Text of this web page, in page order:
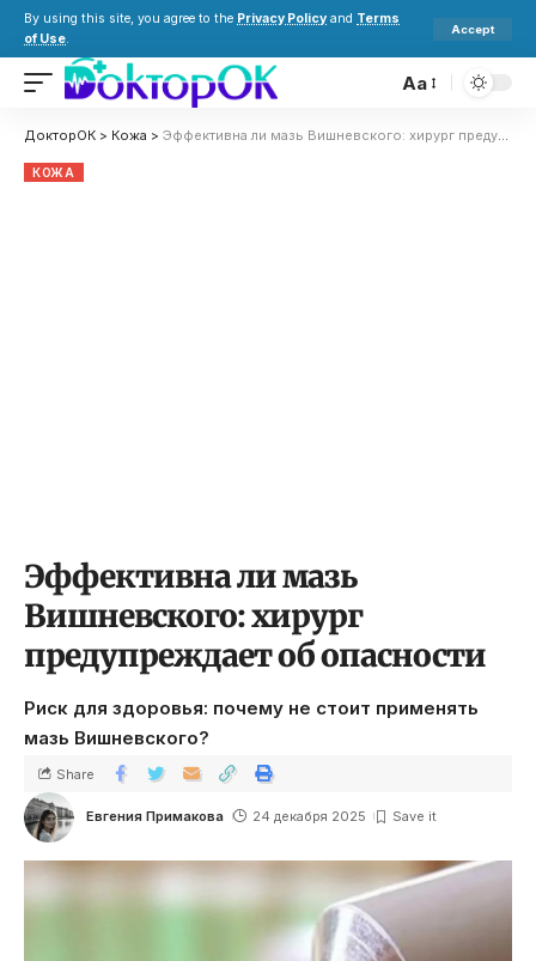
By using this site, you agree to the Privacy Policy and Terms
of Use.
Accept
Aa
ДокторОК > Кожа > Эффективна ли мазь Вишневского: хирург предупреждает об опасности
КОЖА
Эффективна ли мазь
Вишневского: хирург
предупреждает об опасности
Риск для здоровья: почему не стоит применять
мазь Вишневского?
Евгения Примакова 24 декабря 2025
Share